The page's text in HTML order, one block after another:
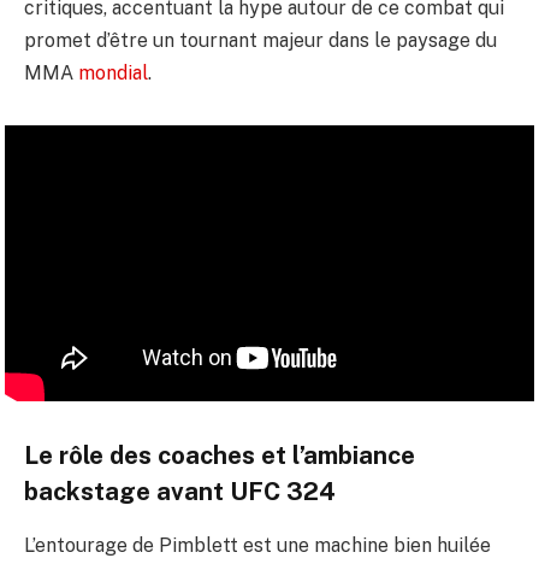
critiques, accentuant la hype autour de ce combat qui
promet d’être un tournant majeur dans le paysage du
MMA mondial.
Le rôle des coaches et l’ambiance
backstage avant UFC 324
L’entourage de Pimblett est une machine bien huilée